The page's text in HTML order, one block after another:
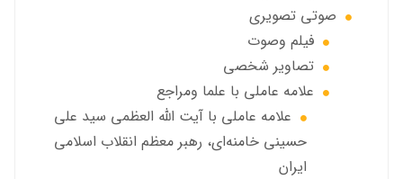
صوتي تصويري
فیلم وصوت
تصاویر شخصی
علامه عاملي با علما ومراجع
علامه عاملي با آیت الله العظمی سید علی
حسینی خامنه‌ای، رهبر معظم انقلاب اسلامی
ایران